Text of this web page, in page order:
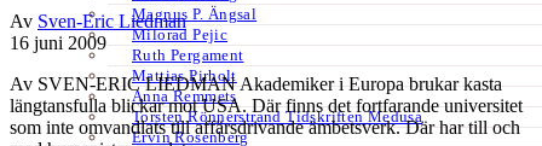
Magnus P. Ängsal
Milorad Pejic
Ruth Pergament
Mattias Pirholt
Anna Remmets
Torsten Rönnerstrand Tidskriften Medusa
Ervin Rosenberg
Av Sven-Eric Liedman
16 juni 2009
Av SVEN-ERIC LIEDMAN Akademiker i Europa brukar kasta
längtansfulla blickar mot USA. Där finns det fortfarande universitet
som inte omvandlats till affärsdrivande ämbetsverk. Där har till och